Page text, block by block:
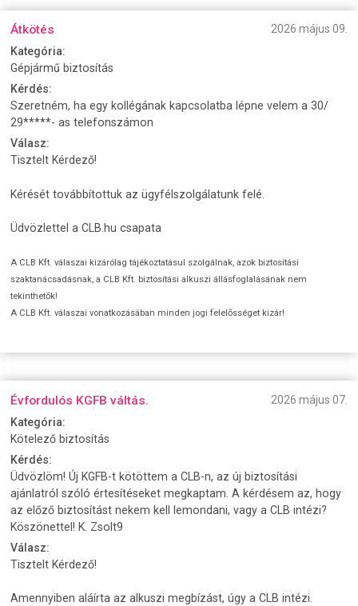
Átkötés
2026 május 09.
Kategória:
Gépjármű biztosítás
Kérdés:
Szeretném, ha egy kollégának kapcsolatba lépne velem a 30/
29*****- as telefonszámon
Válasz:
Tisztelt Kérdező!
Kérését továbbítottuk az ügyfélszolgálatunk felé.
Üdvözlettel a CLB.hu csapata
A CLB Kft. válaszai kizárólag tájékoztatásul szolgálnak, azok biztosítási
szaktanácsadásnak, a CLB Kft. biztosítási alkuszi állásfoglalásának nem
tekinthetők!
A CLB Kft. válaszai vonatkozásában minden jogi felelősséget kizár!
Évfordulós KGFB váltás.
2026 május 07.
Kategória:
Kötelező biztosítás
Kérdés:
Üdvözlöm! Új KGFB-t kötöttem a CLB-n, az új biztosítási
ajánlatról szóló értesítéseket megkaptam. A kérdésem az, hogy
az előző biztosítást nekem kell lemondani, vagy a CLB intézi?
Köszönettel! K. Zsolt9
Válasz:
Tisztelt Kérdező!
Amennyiben aláírta az alkuszi megbízást, úgy a CLB intézi.